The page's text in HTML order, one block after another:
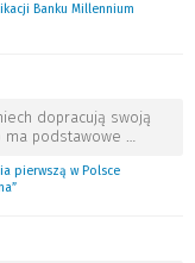
Banku Millennium
dopracują swoją
ma podstawowe …
pierwszą w Polsce